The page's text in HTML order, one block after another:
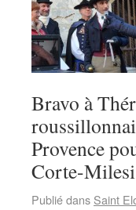
Bravo à
Provence
Corte-
Publié dans Saint